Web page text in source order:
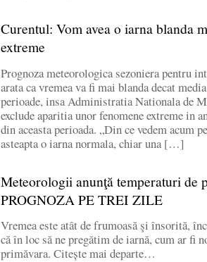
Curentul: Vom avea o iarna blanda
extreme
Prognoza meteorologica sezoniera pentru
arata ca vremea va fi mai blanda decat
perioade, insa Administratia Nationala de
exclude aparitia unor fenomene extreme in
din aceasta perioada. „Din ce vedem acum
asteapta o iarna normala, chiar una […]
Meteorologii anunţă temperaturi de
PROGNOZA PE TREI ZILE
Vremea este atât de frumoasă şi însorită,
că în loc să ne pregătim de iarnă, cum ar fi
primăvara. Citește mai departe…